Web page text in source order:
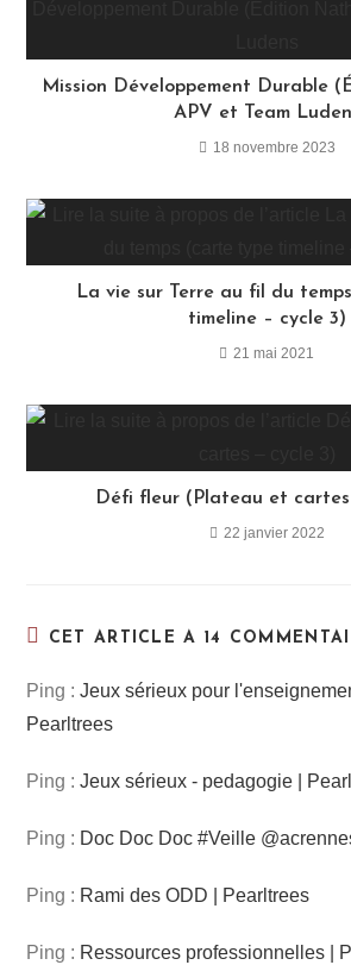
Mission Développement Durable
APV et Team
18 novembre 2023
La vie sur Terre au fil du
timeline – cycle 3)
21 mai 2021
Défi fleur (Plateau et cartes
22 janvier 2022
CET ARTICLE A 14
Ping :Jeux sérieux pour
Pearltrees
Ping :Jeux sérieux - pedagogie |
Ping : Doc Doc Doc #Veille
Ping : Rami des ODD | Pearltrees
Ping : Ressources professionnelles |